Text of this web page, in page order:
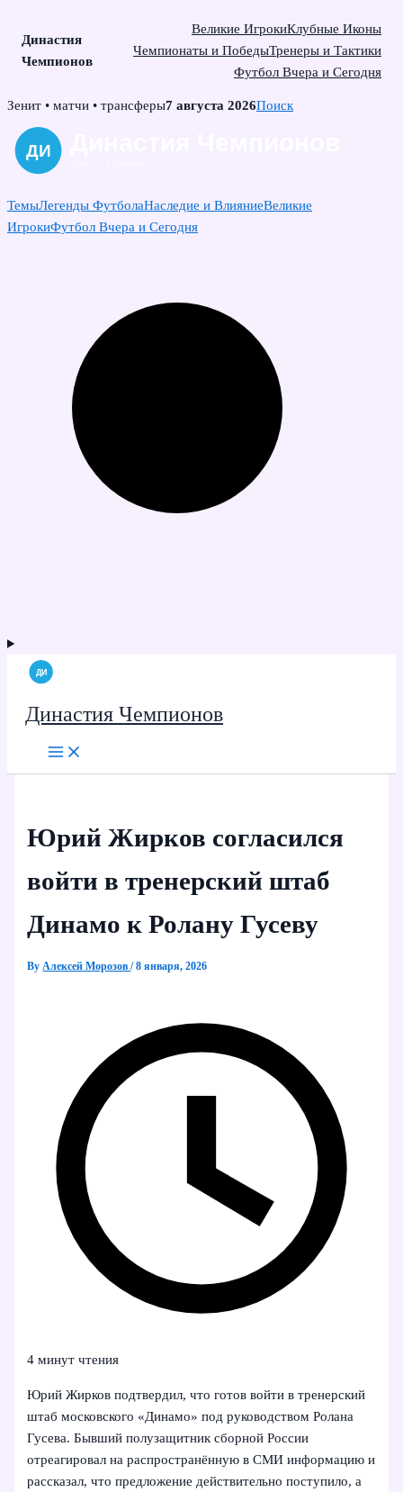
Династия
Чемпионов
Великие ИгрокиКлубные Иконы
Чемпионаты и ПобедыТренеры и Тактики
Футбол Вчера и Сегодня
Skip
content
Зенит • матчи • трансферы7 августа 2026Поиск
ТемыЛегенды ФутболаНаследие и ВлияниеВеликие
ИгрокиФутбол Вчера и Сегодня
Династия Чемпионов
Юрий Жирков согласился
войти в тренерский штаб
Динамо к Ролану Гусеву
ByАлексей Морозов/8 января, 2026
4 минут чтения
Юрий Жирков подтвердил, что готов войти в тренерский
штаб московского «Динамо» под руководством Ролана
Гусева. Бывший полузащитник сборной России
отреагировал на распространённую в СМИ информацию и
рассказал, что предложение действительно поступило, а